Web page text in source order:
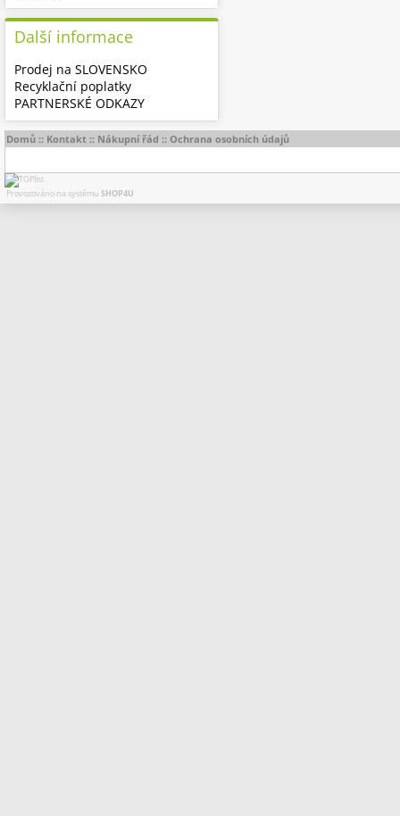
Další informace
Prodej na SLOVENSKO
Recyklační poplatky
PARTNERSKÉ ODKAZY
Domů :: Kontakt :: Nákupní řád :: Ochrana osobních údajů
Provozováno na systému SHOP4U